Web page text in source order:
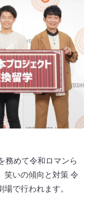
務めて令和ロマンら
いの傾向と対策 令
で行われます。